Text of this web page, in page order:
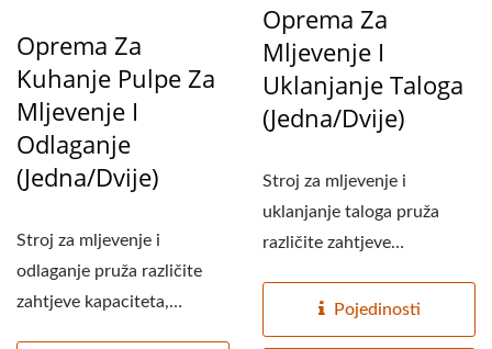
Oprema Za
Kuhanje Pulpe Za
Mljevenje I
Odlaganje
(jedna/dvije)
Stroj za mljevenje i
odlaganje pruža različite
zahtjeve kapaciteta,
Oprema Za
Mljevenje I
Uklanjanje Taloga
(jedna/dvije)
Stroj za mljevenje i
uklanjanje taloga pruža
različite zahtjeve
Pojedinosti